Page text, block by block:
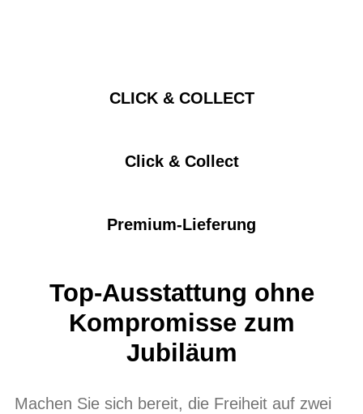
CLICK & COLLECT
Click & Collect
Premium-Lieferung
Top-Ausstattung ohne
Kompromisse zum
Jubiläum
Machen Sie sich bereit, die Freiheit auf zwei